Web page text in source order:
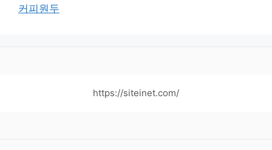
커피원두
https://siteinet.com/